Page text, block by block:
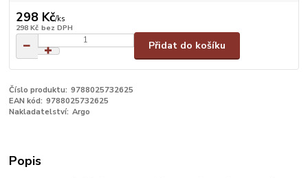
298 Kč/ks
298 Kč bez DPH
Přidat do košíku
Číslo produktu: 9788025732625
EAN kód: 9788025732625
Nakladatelství: Argo
Popis